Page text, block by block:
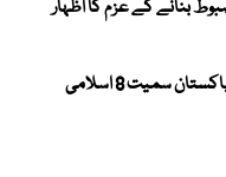
بنانے کے عزم کا اظہار
غزہ میں اسرائیلی کارروائیوں پر پاکستان سمیت 8 اسلامی